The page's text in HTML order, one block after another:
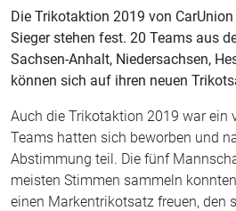
Die Trikotaktion 2019 von
Sieger stehen fest. 20 Teams aus
Sachsen-Anhalt, Niedersachsen,
können sich auf ihren neuen
Auch die Trikotaktion 2019 war ein
Teams hatten sich beworben und
Abstimmung teil. Die fünf
meisten Stimmen sammeln
einen Markentrikotsatz freuen, den